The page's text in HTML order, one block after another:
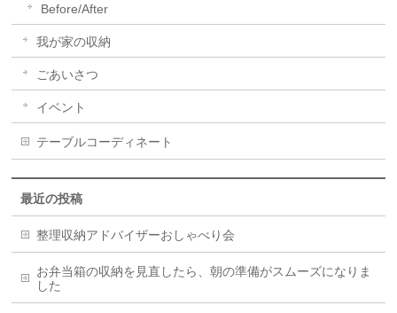
Before/After
我が家の収納
ごあいさつ
イベント
テーブルコーディネート
最近の投稿
整理収納アドバイザーおしゃべり会
お弁当箱の収納を見直したら、朝の準備がスムーズになりま
した